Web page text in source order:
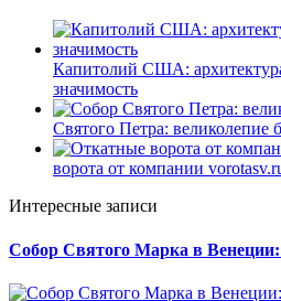
Капитолий США:
значимость
Святого Петра: великолепие
ворота от компании
Интересные записи
Собор Святого Марка в Венеции: